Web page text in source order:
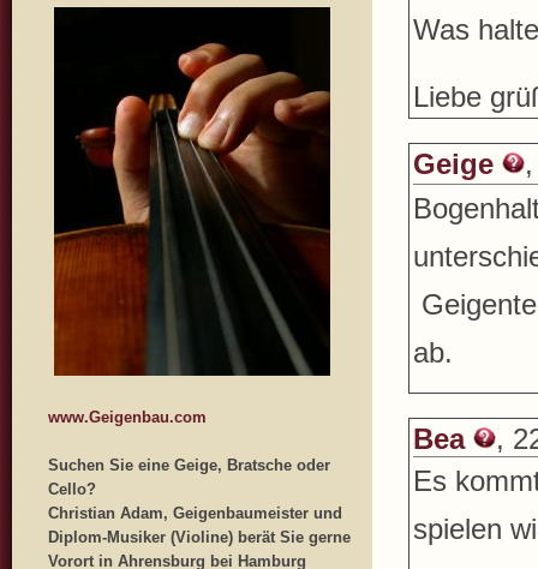
Was
Liebe
Geige
ab.
Bea
,
Es
spielen
www.Geigenbau.com
Suchen Sie eine Geige, Bratsche oder
Cello?
Christian Adam, Geigenbaumeister und
Diplom-Musiker (Violine) berät Sie gerne
Vorort in Ahrensburg bei Hamburg